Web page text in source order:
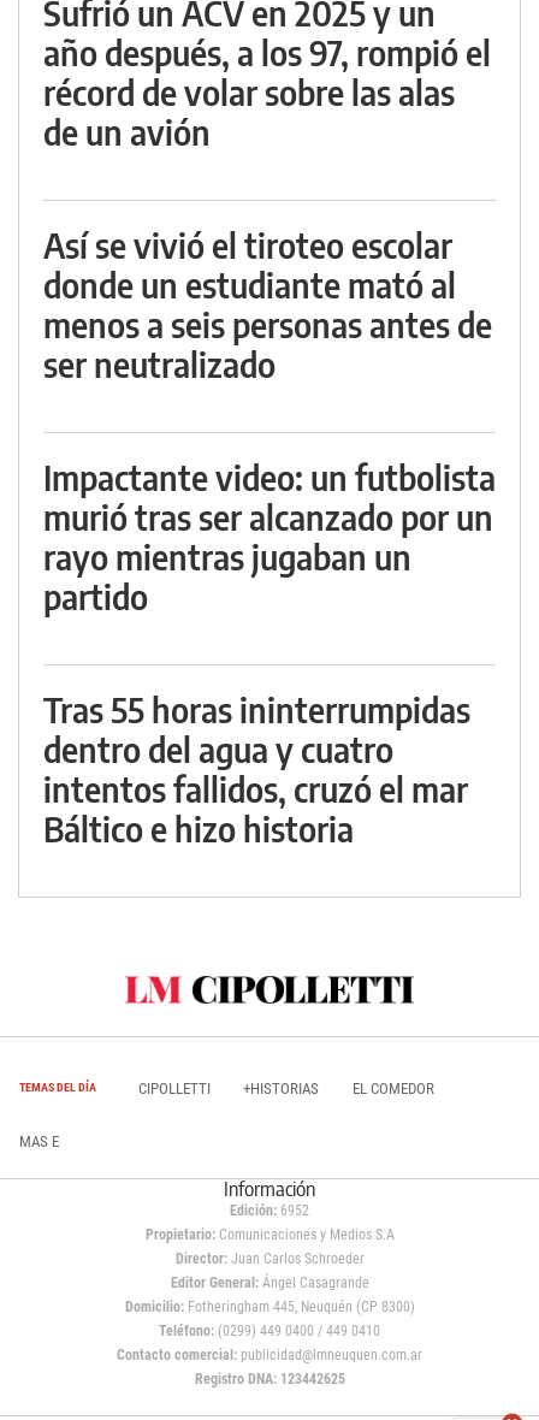
Sufrió un ACV en 2025 y un
año después, a los 97, rompió el
récord de volar sobre las alas
de un avión
Así se vivió el tiroteo escolar
donde un estudiante mató al
menos a seis personas antes de
ser neutralizado
Impactante video: un futbolista
murió tras ser alcanzado por un
rayo mientras jugaban un
partido
Tras 55 horas ininterrumpidas
dentro del agua y cuatro
intentos fallidos, cruzó el mar
Báltico e hizo historia
TEMAS DEL DÍA CIPOLLETTI +HISTORIAS EL COMEDOR
MAS E
Información
Edición: 6952
Propietario:Comunicaciones y Medios S.A
Director: Juan Carlos Schroeder
Editor General:Ángel Casagrande
Domicilio:Fotheringham 445, Neuquén (CP 8300)
Teléfono: (0299) 449 0400 / 449 0410
Contacto comercial: publicidad@lmneuquen.com.ar
Registro DNA: 123442625